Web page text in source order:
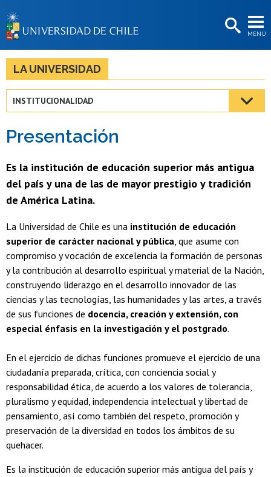
MENÚ
BIBLIOTECAS
LA UNIVERSIDAD
Estudiantes
Académicas/os
Funcionarias/os
Egresadas/os
LA UNIVERSIDAD
INSTITUCIONALIDAD
Presentación
Es la institución de educación superior más antigua
del país y una de las de mayor prestigio y tradición
de América Latina.
La Universidad de Chile es una institución de educación
superior de carácter nacional y pública, que asume con
compromiso y vocación de excelencia la formación de personas
y la contribución al desarrollo espiritual y material de la Nación,
construyendo liderazgo en el desarrollo innovador de las
ciencias y las tecnologías, las humanidades y las artes, a través
de sus funciones de docencia, creación y extensión, con
especial énfasis en la investigación y el postgrado.
En el ejercicio de dichas funciones promueve el ejercicio de una
ciudadanía preparada, crítica, con conciencia social y
responsabilidad ética, de acuerdo a los valores de tolerancia,
pluralismo y equidad, independencia intelectual y libertad de
pensamiento, así como también del respeto, promoción y
preservación de la diversidad en todos los ámbitos de su
quehacer.
Es la institución de educación superior más antigua del país y